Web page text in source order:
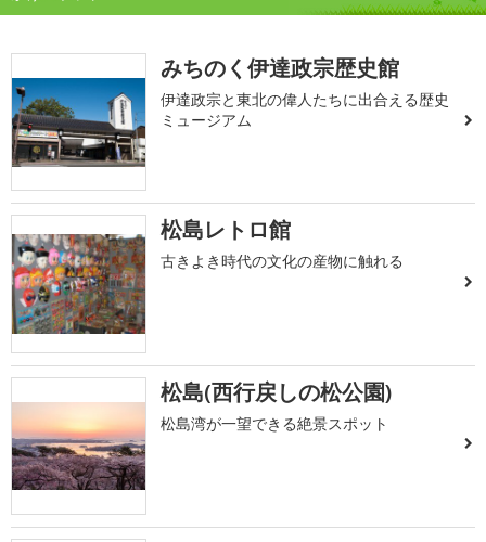
みちのく伊達政宗歴史館
伊達政宗と東北の偉人たちに出合える歴史
ミュージアム
松島レトロ館
古きよき時代の文化の産物に触れる
松島(西行戻しの松公園)
松島湾が一望できる絶景スポット